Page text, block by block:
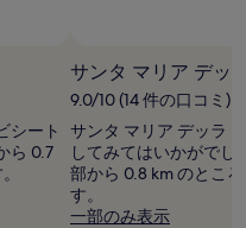
シート
ら 0.7
サンタ マリア デッ
9.0/10 (14 件の口コミ)
サンタ マリア デッラ
してみてはいかがでし
部から 0.8 km のとこ
す。
一部のみ表示